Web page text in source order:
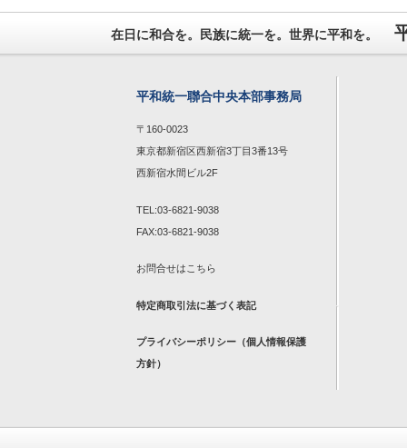
在日に和合を。民族に統一を。世界に平和を。
平和統一聯合中央本部事務局
〒160-0023
東京都新宿区西新宿3丁目3番13号
西新宿水間ビル2F
TEL:03-6821-9038
FAX:03-6821-9038
お問合せは こちら
特定商取引法に基づく表記
プライバシーポリシー（個人情報保護
方針）